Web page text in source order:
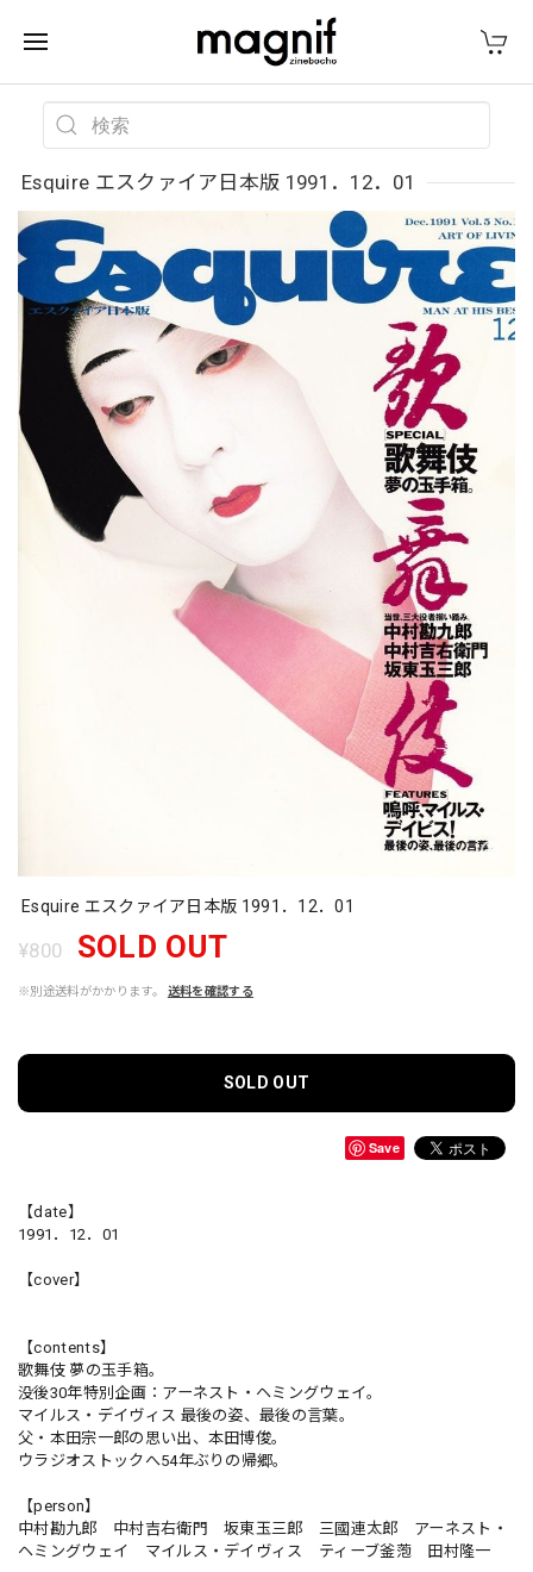
Esquire エスクァイア日本版 1991．12．01
Esquire エスクァイア日本版 1991．12．01
¥800 SOLD OUT
※別途送料がかかります。 送料を確認する
SOLD OUT
Save
【date】
1991．12．01
【cover】
【contents】
歌舞伎 夢の玉手箱。
没後30年特別企画：アーネスト・ヘミングウェイ。
マイルス・デイヴィス 最後の姿、最後の言葉。
父・本田宗一郎の思い出、本田博俊。
ウラジオストックへ54年ぶりの帰郷。
【person】
中村勘九郎 中村吉右衛門 坂東玉三郎 三國連太郎 アーネスト・
ヘミングウェイ マイルス・デイヴィス ティーブ釜萢 田村隆一